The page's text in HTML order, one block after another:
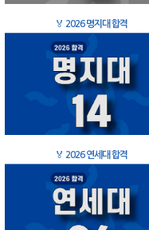
🏅 2026 명지대 합격
🏅 2026 연세대 합격